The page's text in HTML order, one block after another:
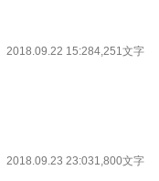
2018.09.22 15:284,251文字
2018.09.23 23:031,800文字